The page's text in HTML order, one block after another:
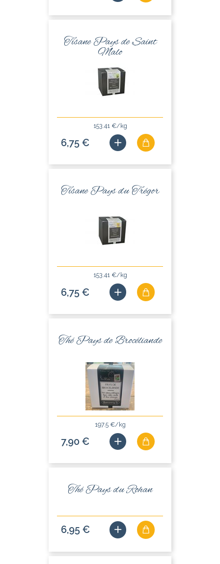
Tisane Pays de Saint
Malo
153.41 €/kg
6,75 €
Tisane Pays du Trégor
153.41 €/kg
6,75 €
Thé Pays de Brocéliande
197.5 €/kg
7,90 €
Thé Pays du Rohan
6,95 €